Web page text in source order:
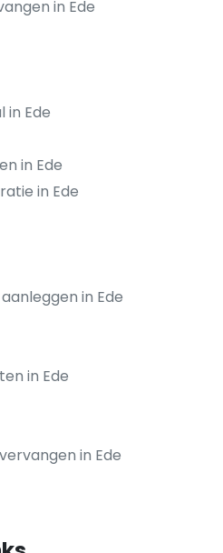
in Ede
Ede
in Ede
in Ede
in Ede
in Ede
in Ede